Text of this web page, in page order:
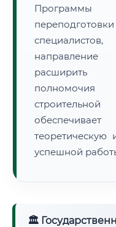
• Маршрут транзита:
• Экспресс-доставка СДЭК /
📜 Документы и
Нажмите на
Программы
расширить
теоретическую
успешной
🏛